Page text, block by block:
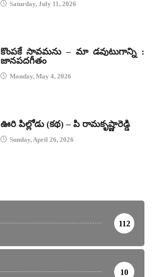
Saturday, July 11, 2026
కొంపకే సావమను – మా డవుటుగాన్ని :
జానపదగీతం
Monday, May 4, 2026
ఊరి పిల్లోడు (కథ) – పి రామకృష్ణారెడ్డి
Sunday, April 26, 2026
112
10